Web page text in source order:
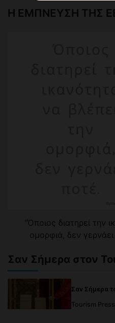
Η ΕΜΠΝΕΥΣΗ ΤΗΣ
"Όποιος διατηρεί την
ομορφιά, δεν
Σαν Σήμερα στον
Σαν Σήμερα
Tourism Press